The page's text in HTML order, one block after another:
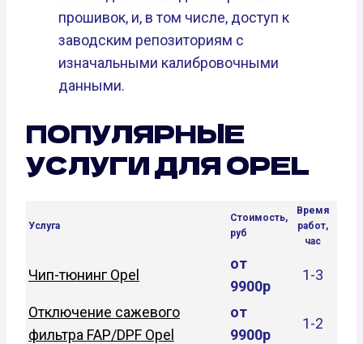
прошивок, и, в том числе, доступ к
заводским репозиториям с
изначальными калибровочными
данными.
ПОПУЛЯРНЫЕ
УСЛУГИ ДЛЯ OPEL
Услуга
Стоимость,
руб
Время
работ,
час
Чип-тюнинг Opel
от
9900р
1-3
Отключение сажевого
фильтра FAP/DPF Opel
от
9900р
1-2